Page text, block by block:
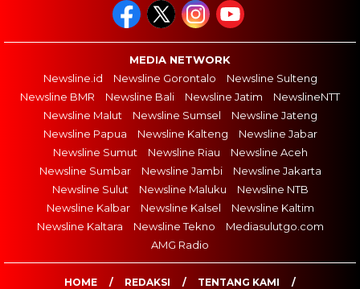
MEDIA NETWORK
Newsline.id
Newsline Gorontalo
Newsline Sulteng
Newsline BMR
Newsline Bali Newsline Jatim
NewslineNTT
Newsline Malut
Newsline Sumsel
Newsline Jateng
Newsline Papua
Newsline Kalteng
Newsline Jabar
Newsline Sumut
Newsline Riau
Newsline Aceh
Newsline Sumbar
Newsline Jambi
Newsline Jakarta
Newsline Sulut
Newsline Maluku
Newsline NTB
Newsline Kalbar
Newsline Kalsel
Newsline Kaltim
Newsline Kaltara
Newsline Tekno
Mediasulutgo.com
AMG Radio
HOME REDAKSI
TENTANG KAMI